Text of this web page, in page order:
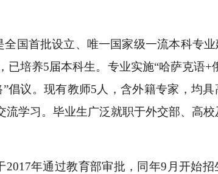
全国首批设立、唯一国家级一流本科专
已培养5届本科生。专业实施“哈萨克语
倡议。现有教师5人，含外籍专家，均
学习。毕业生广泛就职于外交部、高校
2017年通过教育部审批，同年9月开始